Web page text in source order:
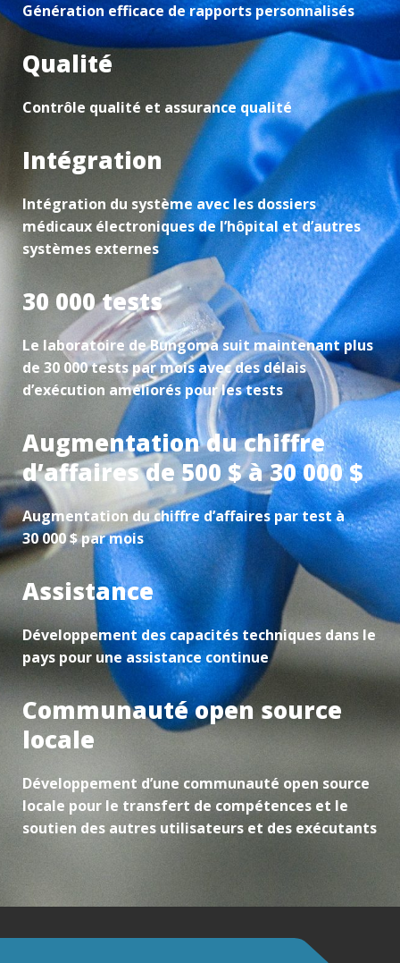
Génération efficace de rapports personnalisés
Qualité
Contrôle qualité et assurance qualité
Intégration
Intégration du système avec les dossiers
médicaux électroniques de l’hôpital et d’autres
systèmes externes
30 000 tests
Le laboratoire de Bungoma suit maintenant plus
de 30 000 tests par mois avec des délais
d’exécution améliorés pour les tests
Augmentation du chiffre
d’affaires de 500 $ à 30 000 $
Augmentation du chiffre d’affaires par test à
30 000 $ par mois
Assistance
Développement des capacités techniques dans le
pays pour une assistance continue
Communauté open source
locale
Développement d’une communauté open source
locale pour le transfert de compétences et le
soutien des autres utilisateurs et des exécutants